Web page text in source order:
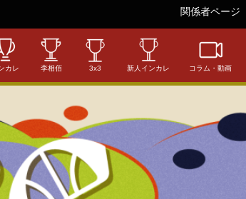
関係者ページ
カレ 李相佰 3x3 新人インカレ コラム・動画